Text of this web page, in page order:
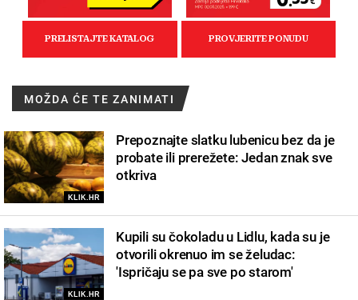
MOŽDA ĆE TE ZANIMATI
KLIK.HR
Prepoznajte slatku lubenicu bez da je
probate ili prerežete: Jedan znak sve
otkriva
KLIK.HR
Kupili su čokoladu u Lidlu, kada su je
otvorili okrenuo im se želudac:
'Ispričaju se pa sve po starom'